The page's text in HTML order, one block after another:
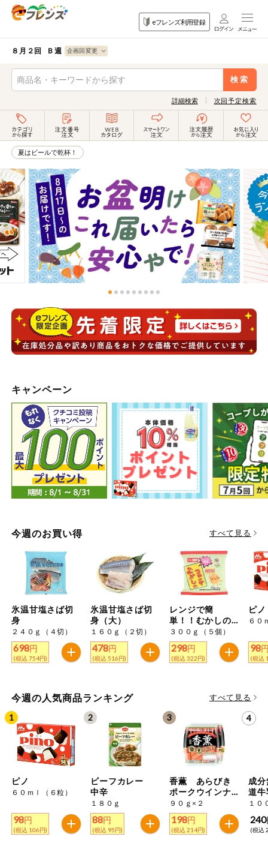
eフレンズ利用登録
ログイン
eフレンズとは
先着限定
注文番号注文
お気に入り注文
注文履歴注文
WEBカタログ
先着限定から探す
人気カテゴリ
食品から探す
家庭用品から探す
毎週自動お届け商品
毎週自動お届け商品を確認する
毎週自動お届け商品を修正する
いつでも注文（毎週企画）
専門ショップサイト
コープしがのサービス
コープしがの情報サイト
ご利用ガイド
商品のリクエスト
８月２回 Ｂ週
検索
食品
から探す
目的
から探す
果物
野菜
肉・ハム・ソ
ーセージ
魚介・加工品
米・雑穀など
卵・牛乳・乳
製品
パン・ジャム
豆腐・納豆・
冷蔵おかず
冷凍食品
など
麺類
乾物・粉類
レトルト・缶
詰・瓶詰
おやつ
飲料
酒・ノンアル
切り花・仏花
ーパー
品
キッチン用品
洗濯・バス・
トイレ用品
住居・生活用
品
果物すべて
詳細検索
検索条件を指定してください。全項目に条件を指定しなくて
も検索できます。
キーワードをすべて含む
いずれかのキーワードを含む
メーカー名
カテゴリ
特価情報
特定原材料と特定原材料に準ずるものが含まれていない商品
を検索できます。
特定原材料
小麦 そば 卵 乳
特定原材料に準ずるもの
アーモンド あわび いか
いくら オレンジ カシューナッツ
ごま
さけ さば ゼラチン 大豆
マカダミアナッツ
りんご
アレルゲン情報は、商品企画時の情報のため、ご使用前には
必ず商品パッケージの表示をご確認ください。
特定原材料に準ずるものは、お取引先から情報提供のあった
範囲でのお知らせです。
次回予定検索
夏はビールで乾杯！
キャンペーン
今週のお買い得 すべて見る
氷温甘塩さば切
身
２４０ｇ（４切）
698円
(税込 754円)
氷温甘塩さば切
身（大）
１６０ｇ（２切）
478円
(税込 516円)
レンジで簡
単！！むかしの
コロッケ
３００ｇ（５個）
298円
(税込 322円)
ピノ
６０
98
(税込
今週の人気商品ランキング すべて見る
ピノ
６０ｍｌ（６粒）
98円
(税込 106円)
ビーフカレー
中辛
１８０ｇ
88円
(税込 95円)
香薫 あらびき
ポークウインナ
ー
９０ｇ×２
198円
(税込 214円)
成
道牛
１０
240
(税込